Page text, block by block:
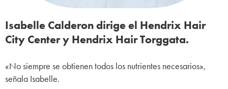
Isabelle Calderon dirige el Hendrix Hair
City Center y Hendrix Hair Torggata.
«No siempre se obtienen todos los nutrientes necesarios»,
señala Isabelle.